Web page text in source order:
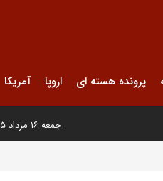
پرونده هسته ای اروپا آمریکا
جمعه ۱۶ مرداد ۱۴۰۵